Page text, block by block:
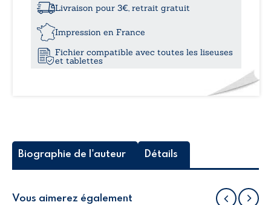
de
l’âme,
levier
d’action
Livraison pour 3€, retrait gratuit
Impression en France
Fichier compatible avec toutes les liseuses
et tablettes
Biographie de l'auteur Détails
Vous aimerez également